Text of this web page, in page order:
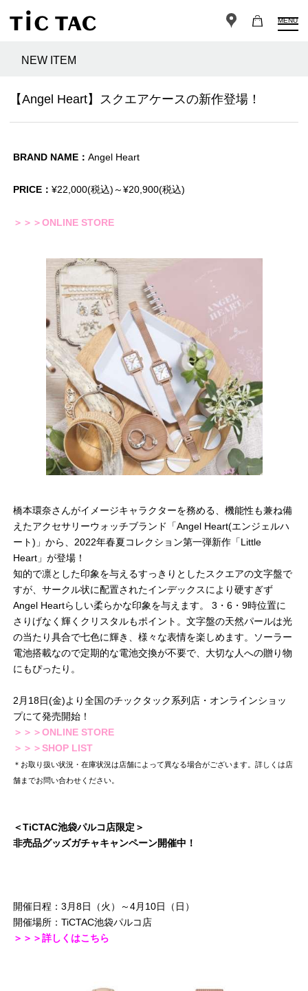
MENU
NEW ITEM
【Angel Heart】スクエアケースの新作登場！
BRAND NAME： Angel Heart
PRICE： ¥22,000(税込)～¥20,900(税込)
＞＞＞ONLINE STORE
橋本環奈さんがイメージキャラクターを務める、機能性も兼ね備
えたアクセサリーウォッチブランド「Angel Heart(エンジェルハ
ート)」から、2022年春夏コレクション第一弾新作「Little
Heart」が登場！
知的で凛とした印象を与えるすっきりとしたスクエアの文字盤で
すが、サークル状に配置されたインデックスにより硬すぎず
Angel Heartらしい柔らかな印象を与えます。 3・6・9時位置に
さりげなく輝くクリスタルもポイント。文字盤の天然パールは光
の当たり具合で七色に輝き、様々な表情を楽しめます。ソーラー
電池搭載なので定期的な電池交換が不要で、大切な人への贈り物
にもぴったり。
2月18日(金)より全国のチックタック系列店・オンラインショッ
プにて発売開始！
＞＞＞ONLINE STORE
＞＞＞SHOP LIST
＊お取り扱い状況・在庫状況は店舗によって異なる場合がございます。詳しくは店
舗までお問い合わせください。
＜TiCTAC池袋パルコ店限定＞
非売品グッズガチャキャンペーン開催中！
開催日程：3月8日（火）～4月10日（日）
開催場所：TiCTAC池袋パルコ店
＞＞＞詳しくはこちら